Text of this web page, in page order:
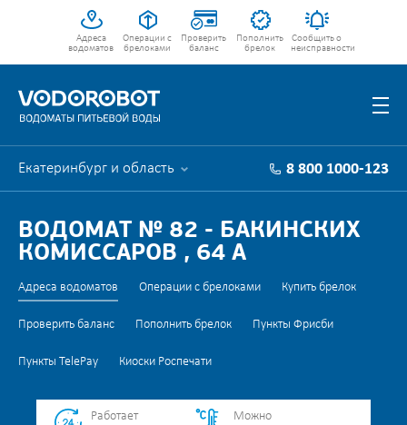
Адреса
водоматов
Операции с
брелоками
Проверить
баланс
Пополнить
брелок
Сообщить о
неисправности
Екатеринбург и область 8 800 1000-123
ВОДОМАТ № 82 - БАКИНСКИХ
КОМИССАРОВ , 64 А
Адреса водоматов Операции с брелоками Купить брелок
Проверить баланс Пополнить брелок Пункты Фрисби
Пункты TelePay Киоски Роспечати
Работает
Можно